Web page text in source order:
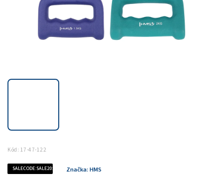
Kód: 17-47-122
SALECODE:SALE20:20:% Značka: HMS